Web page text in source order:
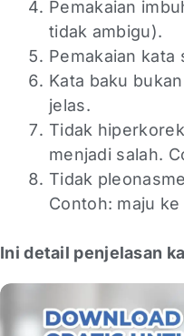
Pemakaian
tidak ambigu).
Pemakaian kata
Kata baku
jelas.
Tidak
menjadi salah.
Tidak
Contoh: maju
Ini detail penjelasan